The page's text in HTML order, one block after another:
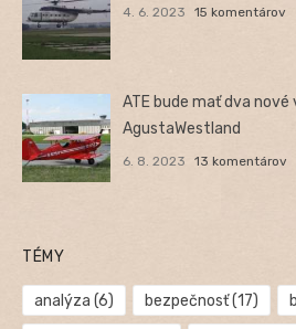
4. 6. 2023 15 komentárov
ATE bude mať dva
AgustaWestland
6. 8. 2023 13 komentárov
TÉMY
analýza (6) bezpečnosť(17)